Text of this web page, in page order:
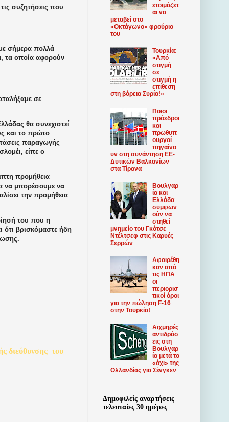
συζητήσεις που
σήμερα πολλά
τα οποία αφορούν
σε
θα συνεχιστεί
και το πρώτο
παραγωγής
είπε ο
προμήθεια
να μπορέσουμε να
την προμήθεια
του που η
ότι βρισκόμαστε ήδη
διεύθυνσης του
ετοιμάζετ
αι να
μεταβεί στο
«Οκτάγωνο» φρούριο
του
Τουρκία:
«Από
στιγμή
σε
στιγμή η
επίθεση
στη βόρεια Συρία!»
Ποιοι
πρόεδροι
και
πρωθυπ
ουργοί
πηγαίνο
υν στη συνάντηση ΕΕ-
Δυτικών Βαλκανίων
στα Τίρανα
Βουλγαρ
ία και
Ελλάδα
συμφων
ούν να
στηθεί
μνημείο του Γκότσε
Ντέλτσεφ στις Καρυές
Σερρών
Αφαιρέθη
καν από
τις ΗΠΑ
οι
περιορισ
τικοί όροι
για την πώληση F-16
στην Τουρκία!
Αιχμηρές
αντιδράσ
εις στη
Βουλγαρ
ία μετά το
«όχι» της
Ολλανδίας για Σένγκεν
Δημοφιλείς αναρτήσεις
τελευταίες 30 ημέρες